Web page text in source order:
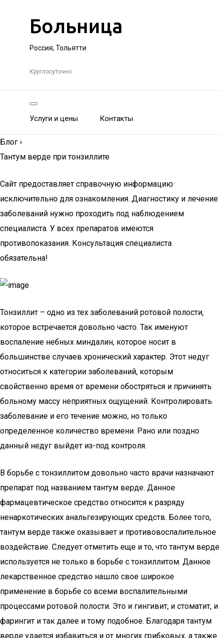
Больница
Россия, Тольятти
Круглосуточно
Услуги и цены Контакты
Блог ›
Тантум верде при тонзиллите
Сайт предоставляет справочную информацию
исключительно для ознакомления. Диагностику и лечение
заболеваний нужно проходить под наблюдением
специалиста. У всех препаратов имеются
противопоказания. Консультация специалиста
обязательна!
Тонзиллит – одно из тех заболеваний ротовой полости,
которое встречается довольно часто. Так именуют
воспаление небных миндалин, которое носит в
большинстве случаев хронический характер. Этот недуг
относиться к категории заболеваний, которым
свойственно время от времени обостряться и причинять
больному массу неприятных ощущений. Контролировать
заболевание и его течение можно, но только
определенное количество времени. Рано или поздно
данный недуг выйдет из-под контроля.
В борьбе с тонзиллитом довольно часто врачи назначают
препарат под названием тантум верде. Данное
фармацевтическое средство относится к разряду
ненаркотических анальгезирующих средств. Более того,
тантум верде также оказывает и противовоспалительное
воздействие. Следует отметить еще и то, что тантум верде
используется не только в борьбе с тонзиллитом. Данное
лекарственное средство нашло свое широкое
применение в борьбе со всеми воспалительными
процессами ротовой полости. Это и гингивит, и стоматит, и
фарингит и так далее и тому подобное. Благодаря тантум
верде удается избавиться и от многих грибковых, а также